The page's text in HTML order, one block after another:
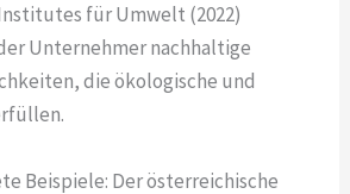
für Umwelt (2022)
Unternehmer nachhaltige
die ökologische und
Beispiele: Der österreichische